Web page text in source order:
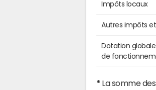
Impôts locaux
Autres impôts
Dotation globale
de
* La somme